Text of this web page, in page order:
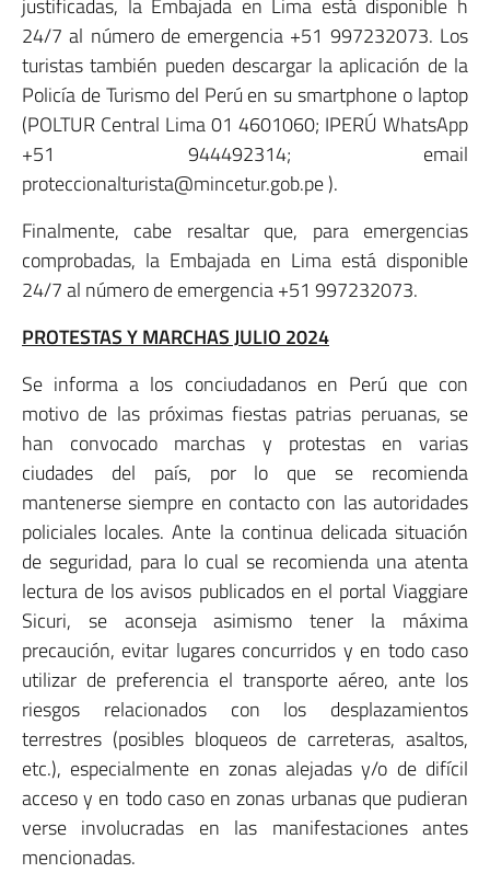
justificadas, la Embajada en Lima está disponible h
24/7 al número de emergencia +51 997232073. Los
turistas también pueden descargar la aplicación de la
Policía de Turismo del Perú en su smartphone o laptop
(POLTUR Central Lima 01 4601060; IPERÚ WhatsApp
+51 944492314; email
proteccionalturista@mincetur.gob.pe ).
Finalmente, cabe resaltar que, para emergencias
comprobadas, la Embajada en Lima está disponible
24/7 al número de emergencia +51 997232073.
PROTESTAS Y MARCHAS JULIO 2024
Se informa a los conciudadanos en Perú que con
motivo de las próximas fiestas patrias peruanas, se
han convocado marchas y protestas en varias
ciudades del país, por lo que se recomienda
mantenerse siempre en contacto con las autoridades
policiales locales. Ante la continua delicada situación
de seguridad, para lo cual se recomienda una atenta
lectura de los avisos publicados en el portal Viaggiare
Sicuri, se aconseja asimismo tener la máxima
precaución, evitar lugares concurridos y en todo caso
utilizar de preferencia el transporte aéreo, ante los
riesgos relacionados con los desplazamientos
terrestres (posibles bloqueos de carreteras, asaltos,
etc.), especialmente en zonas alejadas y/o de difícil
acceso y en todo caso en zonas urbanas que pudieran
verse involucradas en las manifestaciones antes
mencionadas.